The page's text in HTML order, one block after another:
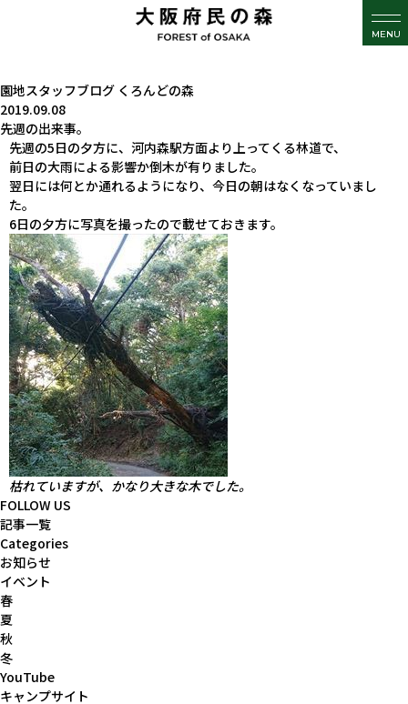
MENU
園地スタッフブログ くろんどの森
2019.09.08
先週の出来事。
先週の5日の夕方に、河内森駅方面より上ってくる林道で、
前日の大雨による影響か倒木が有りました。
翌日には何とか通れるようになり、今日の朝はなくなっていまし
た。
6日の夕方に写真を撮ったので載せておきます。
枯れていますが、かなり大きな木でした。
FOLLOW US
記事一覧
Categories
お知らせ
イベント
春
夏
秋
冬
YouTube
キャンプサイト